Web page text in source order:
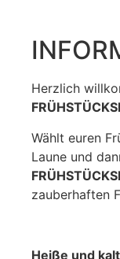
Herzlich
Wählt euren
Laune und
zauberhaften
Heiße und